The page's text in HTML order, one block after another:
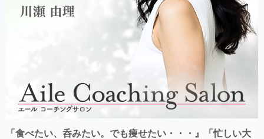
「食べたい、呑みたい。でも痩せたい・・・』「忙しい大